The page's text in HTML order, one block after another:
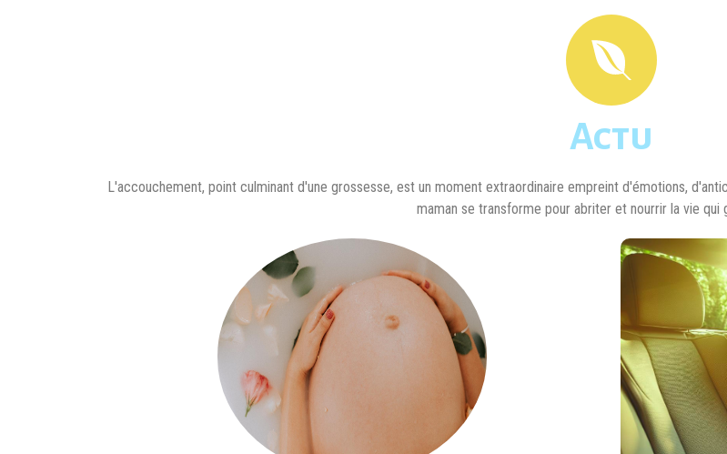
Actu
L'accouchement, point culminant d'une grossesse, est un moment extraordinaire empreint d'émotions,
maman se transforme pour abriter et nourrir la vie qui